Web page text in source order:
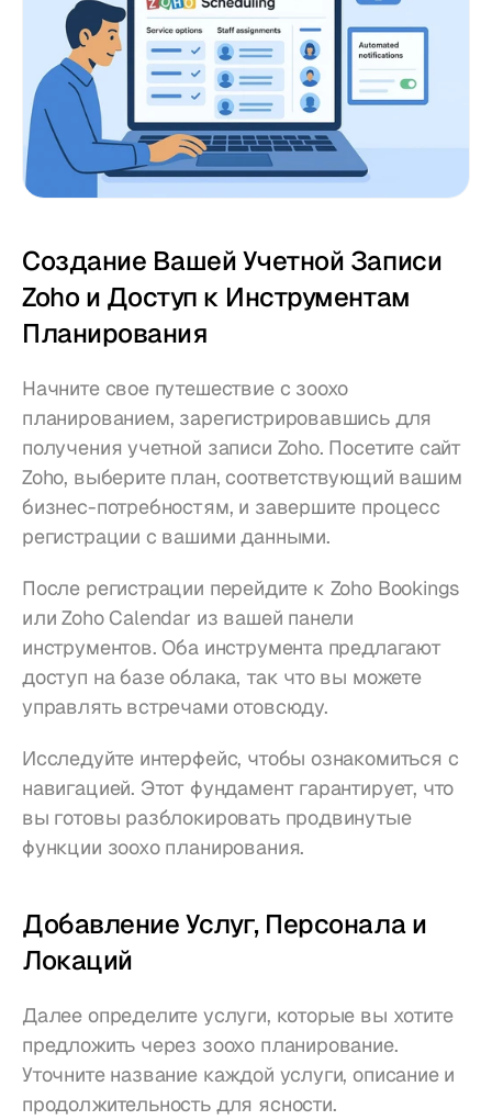
Создание Вашей Учетной Записи
Zoho и Доступ к Инструментам
Планирования
Начните свое путешествие с зоохо
планированием, зарегистрировавшись для
получения учетной записи Zoho. Посетите сайт
Zoho, выберите план, соответствующий вашим
бизнес-потребностям, и завершите процесс
регистрации с вашими данными.
После регистрации перейдите к Zoho Bookings
или Zoho Calendar из вашей панели
инструментов. Оба инструмента предлагают
доступ на базе облака, так что вы можете
управлять встречами отовсюду.
Исследуйте интерфейс, чтобы ознакомиться с
навигацией. Этот фундамент гарантирует, что
вы готовы разблокировать продвинутые
функции зоохо планирования.
Добавление Услуг, Персонала и
Локаций
Далее определите услуги, которые вы хотите
предложить через зоохо планирование.
Уточните название каждой услуги, описание и
продолжительность для ясности.